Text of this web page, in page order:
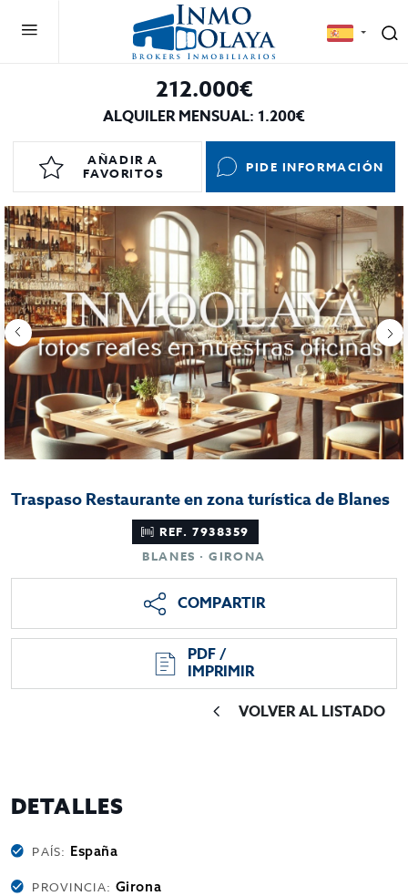
212.000€
ALQUILER MENSUAL: 1.200€
AÑADIR A
FAVORITOS
PIDE INFORMACIÓN
Traspaso Restaurante en zona turística de Blanes
REF. 7938359
BLANES · GIRONA
COMPARTIR
PDF /
IMPRIMIR
VOLVER AL LISTADO
DETALLES
PAÍS: España
PROVINCIA: Girona